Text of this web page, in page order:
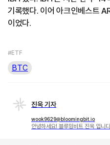
기록했다. 이어 아크인베스트
이었다.
#ETF
BTC
진욱 기자
wook9629@bloomingbit.io
안녕하세요! 블루밍비트 진욱 입니